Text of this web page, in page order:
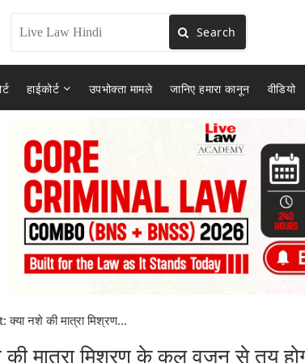
Search
हाईकोर्ट उपभोक्ता मामले जानिए हमारा कानून वीडियो
क्या नशे की मात्रा मिश्रण...
मात्रा मिश्रण के कुल वज़न से तय